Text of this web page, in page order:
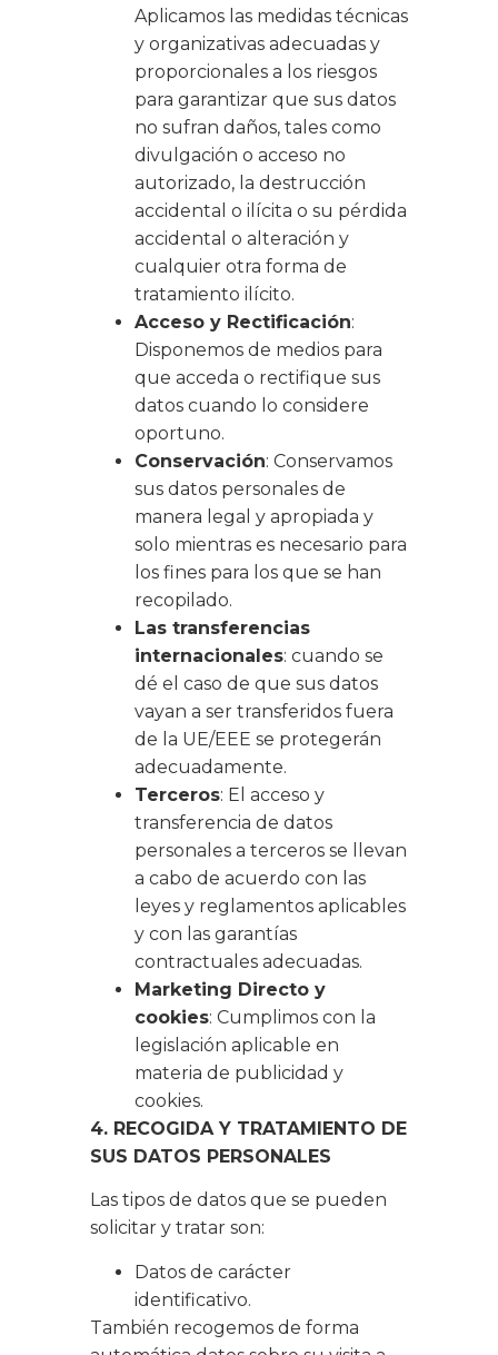
Aplicamos las medidas técnicas
y organizativas adecuadas y
proporcionales a los riesgos
para garantizar que sus datos
no sufran daños, tales como
divulgación o acceso no
autorizado, la destrucción
accidental o ilícita o su pérdida
accidental o alteración y
cualquier otra forma de
tratamiento ilícito.
Acceso y Rectificación:
Disponemos de medios para
que acceda o rectifique sus
datos cuando lo considere
oportuno.
Conservación: Conservamos
sus datos personales de
manera legal y apropiada y
solo mientras es necesario para
los fines para los que se han
recopilado.
Las transferencias
internacionales: cuando se
dé el caso de que sus datos
vayan a ser transferidos fuera
de la UE/EEE se protegerán
adecuadamente.
Terceros: El acceso y
transferencia de datos
personales a terceros se llevan
a cabo de acuerdo con las
leyes y reglamentos aplicables
y con las garantías
contractuales adecuadas.
Marketing Directo y
cookies: Cumplimos con la
legislación aplicable en
materia de publicidad y
cookies.
4. RECOGIDA Y TRATAMIENTO DE
SUS DATOS PERSONALES
Las tipos de datos que se pueden
solicitar y tratar son:
Datos de carácter
identificativo.
También recogemos de forma